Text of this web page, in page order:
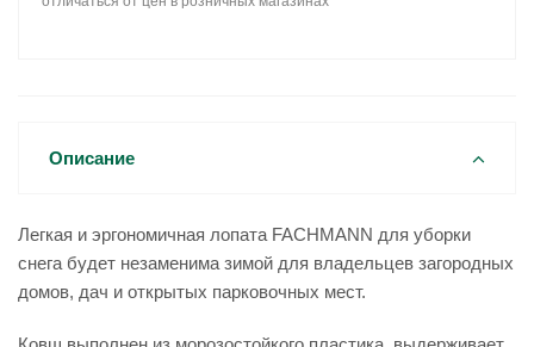
Описание
Легкая и эргономичная лопата FACHMANN для уборки
снега будет незаменима зимой для владельцев загородных
домов, дач и открытых парковочных мест.